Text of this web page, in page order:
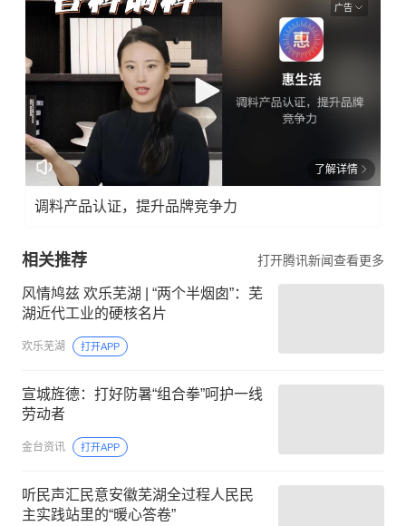
广告
了解详情
调料产品认证，提升品牌竞争力
相关推荐 打开腾讯新闻查看更多
风情鸠兹 欢乐芜湖 | “两个半烟囱”：芜
湖近代工业的硬核名片
欢乐芜湖 打开APP
宣城旌德：打好防暑“组合拳”呵护一线
劳动者
金台资讯 打开APP
听民声汇民意安徽芜湖全过程人民民
主实践站里的“暖心答卷”